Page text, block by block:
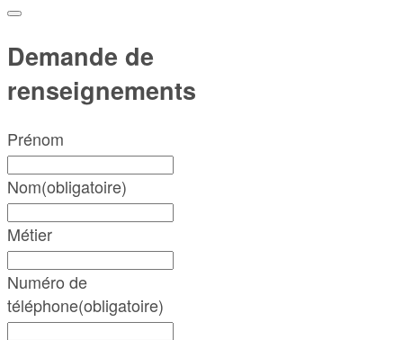
Demande de
renseignements
Prénom
Nom(obligatoire)
Métier
Numéro de
téléphone(obligatoire)